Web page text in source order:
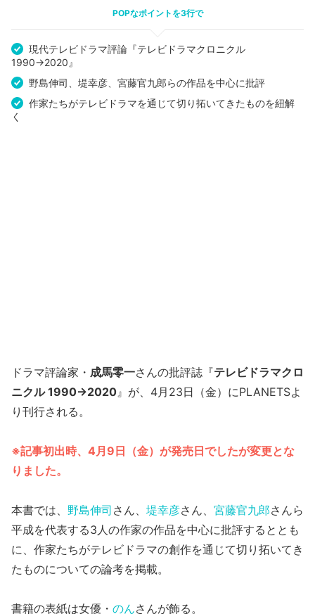
POPなポイントを3行で
現代テレビドラマ評論『テレビドラマクロニクル
1990→2020』
野島伸司、堤幸彦、宮藤官九郎らの作品を中心に批評
作家たちがテレビドラマを通じて切り拓いてきたものを紐解
く
ドラマ評論家・ 成馬零一さんの批評誌『テレビドラマクロ
ニクル 1990→2020』が、4月23日（金）にPLANETSよ
り刊行される。
※記事初出時、4月9日（金）が発売日でしたが変更とな
りました。
本書では、 野島伸司 さん、 堤幸彦さん、 宮藤官九郎さんら
平成を代表する3人の作家の作品を中心に批評するととも
に、作家たちがテレビドラマの創作を通じて切り拓いてき
たものについての論考を掲載。
書籍の表紙は女優・ のんさんが飾る。